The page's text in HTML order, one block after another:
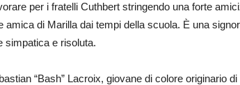
per i fratelli Cuthbert stringendo una forte
amica di Marilla dai tempi della scuola. È una
simpatica e risoluta.
“Bash” Lacroix, giovane di colore originario